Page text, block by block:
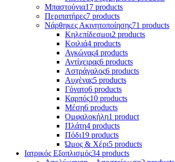
Μπαστούνια17 products
Περιπατήρες7 products
Νάρθηκες Ακινητοποίησης71 products
Κηλεπίδεσμοι2 products
Κοιλιά4 products
Αγκώνας4 products
Αντίχειρας6 products
Αστράγαλος6 products
Αυχένας5 products
Γόνατο6 products
Καρπός10 products
Μέση6 products
Ομφαλοκήλη1 product
Πλάτη4 products
Πόδι19 products
Ώμος & Χέρι5 products
Ιατρικός Εξοπλισμός34 products